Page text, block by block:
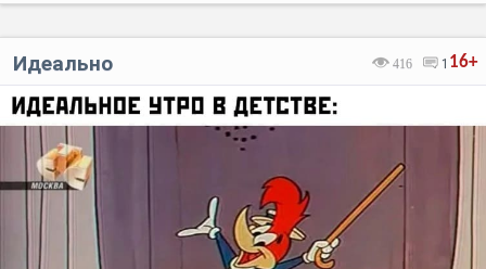
16+
416 1
Идеально